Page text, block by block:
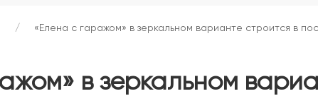
«Елена с гаражом» в зеркальном варианте строится в
в зеркальном